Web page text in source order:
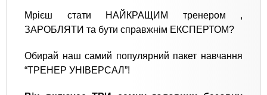
Мрієш стати НАЙКРАЩИМ тренером ,
ЗАРОБЛЯТИ та бути справжнім ЕКСПЕРТОМ?
Обирай наш самий популярний пакет навчання
“ТРЕНЕР УНІВЕРСАЛ”!